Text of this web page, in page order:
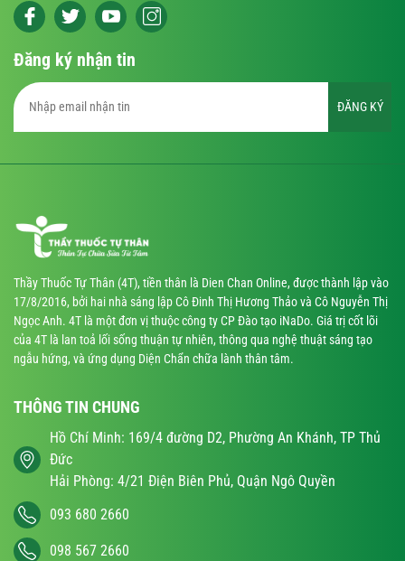
Đăng ký nhận tin
ĐĂNG KÝ
Thầy Thuốc Tự Thân (4T), tiền thân là Dien Chan Online, được thành lập vào
17/8/2016, bởi hai nhà sáng lập Cô Đinh Thị Hương Thảo và Cô Nguyễn Thị
Ngọc Anh. 4T là một đơn vị thuộc công ty CP Đào tạo iNaDo. Giá trị cốt lõi
của 4T là lan toả lối sống thuận tự nhiên, thông qua nghệ thuật sáng tạo
ngẫu hứng, và ứng dụng Diện Chẩn chữa lành thân tâm.
THÔNG TIN CHUNG
Hồ Chí Minh: 169/4 đường D2, Phường An Khánh, TP Thủ
Đức
Hải Phòng: 4/21 Điện Biên Phủ, Quận Ngô Quyền
093 680 2660
098 567 2660